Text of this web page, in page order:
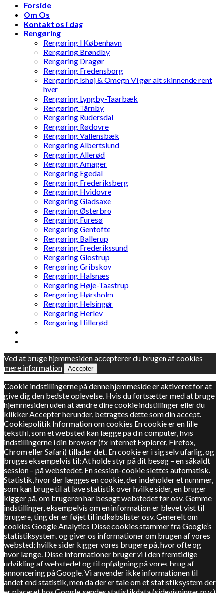
Forside
Om Os
Kontakt os i dag
Rengøring
Rengøring I København
Rengøring Brøndby
Rengøring Dragør
Rengøring Fredensborg
Rengøring Ishøj & Omegn Vi gør alt skinnende rent
hver
Rengøring Lyngby-Taarbæk
Rengøring Tårnby
Rengøring Rudersdal
Rengøring Rødovre
Rengøring Vallensbæk
Rengøring Albertslund
Rengøring Allerød
Rengøring Amager
Rengøring Egedal
Rengøring Frederiksberg
Rengøring Hvidovre
Rengøring Gladsaxe
Rengøring Østerbro
Rengøring Furesø
Rengøring Gentofte
Rengøring Ballerup
Rengøring Frederikssund
Rengøring Glostrup
Rengøring Gribskov
Rengøring Halsnæs
Rengøring Høje-Taastrup
Rengøring Hørsholm
Rengøring Helsingør
Rengøring Herlev
Rengøring Hillerød
Ved at bruge hjemmesiden accepterer du brugen af cookies
mere information
Accepter
Cookie indstillingerne på denne hjemmeside er aktiveret for at
give dig den bedste oplevelse. Hvis du fortsætter med at bruge
hjemmesiden uden at ændre dine cookie indstillinger eller du
klikker Accepter herunder, betragtes dette som din accept.
Cookiepolitik Information om cookies En cookie er en lille
tekstfil, som et websted kan lægge på din computer, hvis
indstillingerne i din browser (fx Internet Explorer, Firefox,
Chrom eller Safari) tillader det. En cookie er i sig selv ufarlig, og
bruges eksempelvis til: At holde styr på dit besøg – en såkaldt
session – på webstedet. En session-cookie slettes automatisk.
Statistik, hvor der lægges en cookie, der indeholder et nummer,
som kan bruge til at lave statistik over hvilke sider, en bruger
kigger på, om brugeren har besøgt webstedet før osv. Gemme
indstillinger, eksempelvis om en information er blevet vist til
brugere, ting der er føjet til indkøbslister osv. Generelt om
cookies Google Analytics Disse cookies stammer fra Google’s
statistiksystem, og giver os informationer om brugen af vores
websted; hvilke sider kigger vores brugere på, hvor ofte og
hvor længe. Disse informationer bruger vi i den fremtidige
udvikling af webstedet og til opfølgning på vores brug af
annoncering på Google. Vi anvender ikke informationen til
andet end statistik, men da der er tale om et statistiksystem der